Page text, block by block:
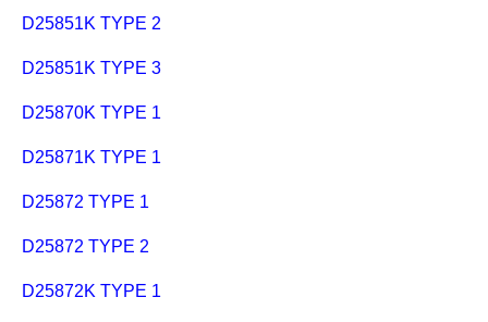
D25851K TYPE 2
D25851K TYPE 3
D25870K TYPE 1
D25871K TYPE 1
D25872 TYPE 1
D25872 TYPE 2
D25872K TYPE 1